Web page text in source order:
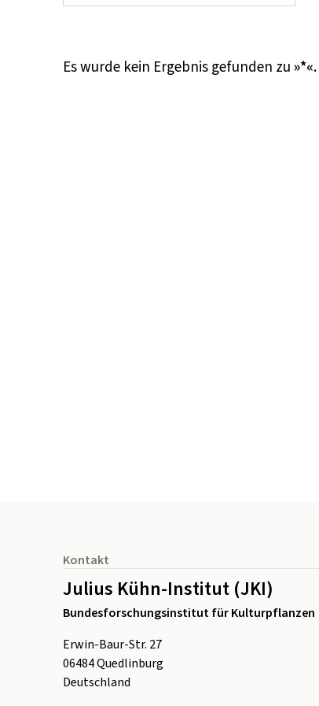
Es wurde kein Ergebnis gefunden zu»*«.
Kontakt
Julius Kühn-Institut (JKI)
Bundesforschungsinstitut für Kulturpflanzen
Erwin-Baur-Str. 27
06484Quedlinburg
Deutschland